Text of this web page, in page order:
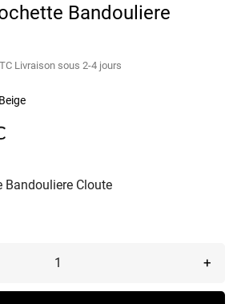
Bandouliere
Livraison sous 2-4 jours
Bandouliere Cloute
+